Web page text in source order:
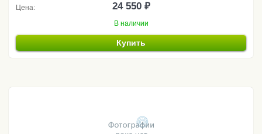
Цена: 24 550 ₽
В наличии
Купить